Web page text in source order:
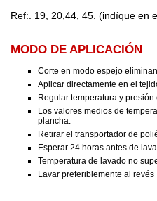
Ref:. 19, 20,44, 45. (indíque en
MODO DE APLICACIÓN
Corte en modo espejo
Aplicar directamente en el
Regular temperatura y
Los valores medios de
plancha.
Retirar el transportador de
Esperar 24 horas antes de
Temperatura de lavado no
Lavar preferiblemente al revés